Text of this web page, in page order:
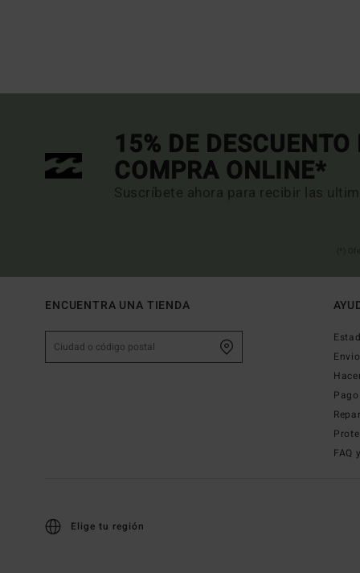
15% DE
COMPRA ONLINE*
Suscríbete ahora para recibir las
ENCUENTRA UNA TIENDA
Envio
Pago
FAQ
Elige tu región